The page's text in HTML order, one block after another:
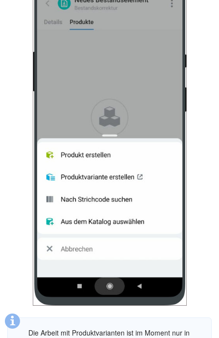
Contact Center
Mitarbeiter-Widget
Automatisierung
Workflows
Mitarbeiter
Onlineshop
Websites
Wissensbasis
Die Arbeit mit Produktvarianten ist im Moment nur in